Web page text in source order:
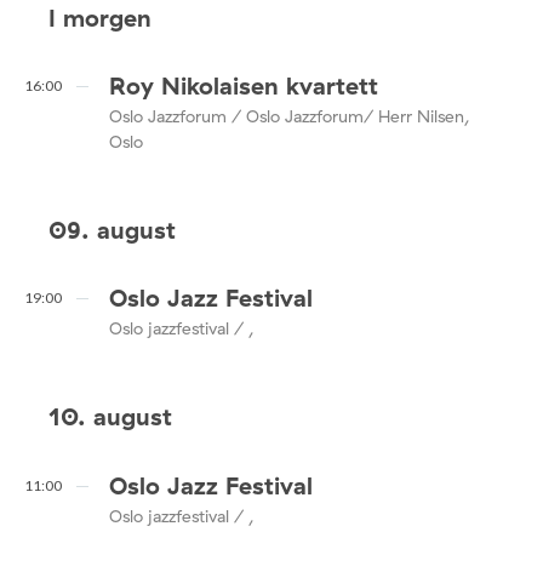
I morgen
16:00 Roy Nikolaisen kvartett
Oslo Jazzforum / Oslo Jazzforum/ Herr Nilsen,
Oslo
09. august
19:00 Oslo Jazz Festival
Oslo jazzfestival / ,
10. august
11:00 Oslo Jazz Festival
Oslo jazzfestival / ,